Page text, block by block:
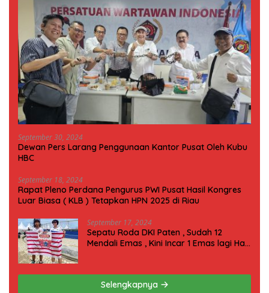
September 30, 2024
Dewan Pers Larang Penggunaan Kantor Pusat Oleh Kubu
HBC
September 18, 2024
Rapat Pleno Perdana Pengurus PWI Pusat Hasil Kongres
Luar Biasa ( KLB ) Tetapkan HPN 2025 di Riau
September 17, 2024
Sepatu Roda DKI Paten , Sudah 12
Mendali Emas , Kini Incar 1 Emas lagi Hari
Selengkapnya